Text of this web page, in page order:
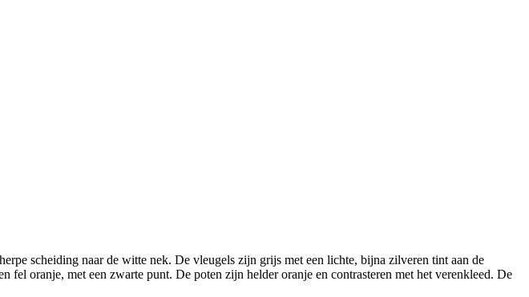
scheiding naar de witte nek. De vleugels zijn grijs met een lichte, bijna zilveren tint aan de
oranje, met een zwarte punt. De poten zijn helder oranje en contrasteren met het verenkleed. De